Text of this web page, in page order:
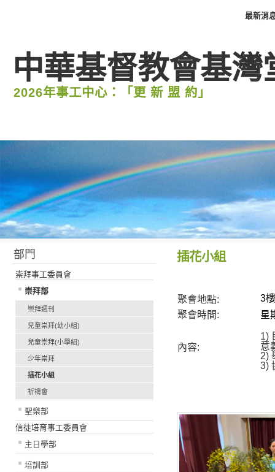
中華基督教會基灣
2026年事工中心：「更 新 盟 約」
最新消
部門
崇拜事工委員會
崇拜部
崇拜週刊
兒童崇拜(幼小組)
兒童崇拜(小學組)
少年崇拜
插花小組
祈禱會
聖樂部
信徒培育事工委員會
主日學部
培訓部
插花小組
聚會地點:
3
聚會時間:
星
內容:
1)
意
2)
3)